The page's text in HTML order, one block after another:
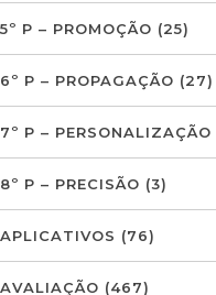
5º P – PROMOÇÃO (25)
6º P – PROPAGAÇÃO (27)
7º P – PERSONALIZAÇÃO
8º P – PRECISÃO (3)
APLICATIVOS (76)
AVALIAÇÃO (467)